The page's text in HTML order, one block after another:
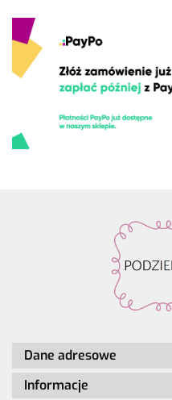
Dane adresowe
Informacje